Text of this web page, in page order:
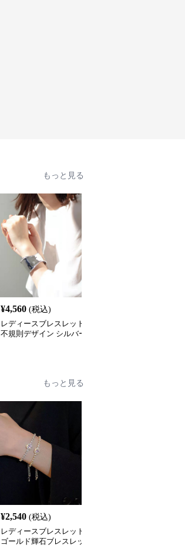
もっと見る
¥4,560 (税込)
レディースブレスレット
不規則デザイン シルバー
もっと見る
¥2,540 (税込)
レディースブレスレット
ゴールド輝石ブレスレッ